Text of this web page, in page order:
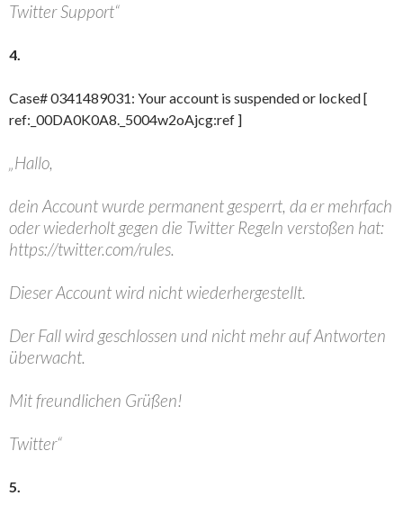
Twitter Support“
4.
Case# 0341489031: Your account is suspended or locked [
ref:_00DA0K0A8._5004w2oAjcg:ref ]
„Hallo,
dein Account wurde permanent gesperrt, da er mehrfach
oder wiederholt gegen die Twitter Regeln verstoßen hat:
https://twitter.com/rules.
Dieser Account wird nicht wiederhergestellt.
Der Fall wird geschlossen und nicht mehr auf Antworten
überwacht.
Mit freundlichen Grüßen!
Twitter“
5.